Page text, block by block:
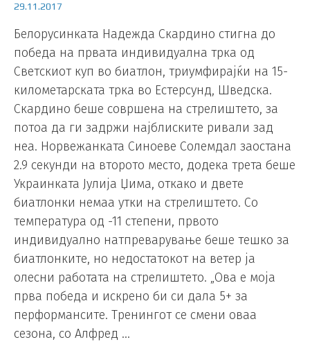
29.11.2017
Белорусинката Надежда Скардино стигна до
победа на првата индивидуална трка од
Светскиот куп во биатлон, триумфирајќи на 15-
километарската трка во Естерсунд, Шведска.
Скардино беше совршена на стрелиштето, за
потоа да ги задржи најблиските ривали зад
неа. Норвежанката Синоеве Солемдал заостана
2.9 секунди на второто место, додека трета беше
Украинката Јулија Џима, откако и двете
биатлонки немаа утки на стрелиштето. Со
температура од -11 степени, првото
индивидуално натпреварување беше тешко за
биатлонките, но недостатокот на ветер ја
олесни работата на стрелиштето. „Ова е моја
прва победа и искрено би си дала 5+ за
перформансите. Тренингот се смени оваа
сезона, со Алфред …